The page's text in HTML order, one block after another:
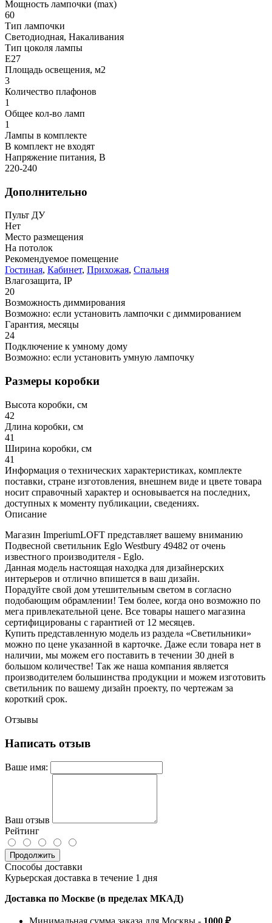
Мощность лампочки (max)
60
Тип лампочки
Светодиодная, Накаливания
Тип цоколя лампы
E27
Площадь освещения, м2
3
Количество плафонов
1
Общее кол-во ламп
1
Лампы в комплекте
В комплект не входят
Напряжение питания, В
220-240
Дополнительно
Пульт ДУ
Нет
Место размещения
На потолок
Рекомендуемое помещение
Гостиная, Кабинет, Прихожая, Спальня
Влагозащита, IP
20
Возможность диммирования
Возможно: если установить лампочки с диммированием
Гарантия, месяцы
24
Подключение к умному дому
Возможно: если установить умную лампочку
Размеры коробки
Высота коробки, см
42
Длина коробки, см
41
Ширина коробки, см
41
Информация о технических характеристиках, комплекте
поставки, стране изготовления, внешнем виде и цвете товара
носит справочный характер и основывается на последних,
доступных к моменту публикации, сведениях.
Описание
Магазин ImperiumLOFT представляет вашему вниманию
Подвесной светильник Eglo Westbury 49482 от очень
известного производителя - Eglo.
Данная модель настоящая находка для дизайнерских
интерьеров и отлично впишется в ваш дизайн.
Порадуйте свой дом утешительным светом в согласно
подобающим обрамлении! Тем более, когда оно возможно по
мега привлекательной цене. Все товары нашего магазина
сертифицированы с гарантией от 12 месяцев.
Купить представленную модель из раздела «Светильники»
можно по цене указанной в карточке. Даже если товара нет в
наличии, мы можем его поставить в течении 30 дней в
большом количестве! Так же наша компания является
производителем большинства продукции и можем изготовить
светильник по вашему дизайн проекту, по чертежам за
короткий срок.
Отзывы
Написать отзыв
Ваше имя:
Ваш отзыв
Рейтинг
Продолжить
Способы доставки
Курьерская доставка в течение 1 дня
Доставка по Москве (в пределах МКАД)